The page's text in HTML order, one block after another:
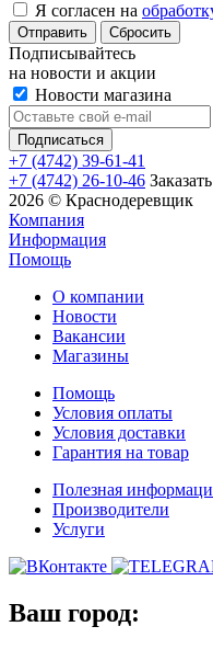
Я согласен на
Сбросить
Подписывайтесь
на новости и акции
Новости магазина
+7 (4742) 39-61-41
+7 (4742) 26-10-46
2026 © Краснодеревщик
Компания
Информация
Помощь
О компании
Новости
Вакансии
Магазины
Помощь
Условия оплаты
Условия доставки
Гарантия на товар
Полезная
Производители
Услуги
Ваш город: